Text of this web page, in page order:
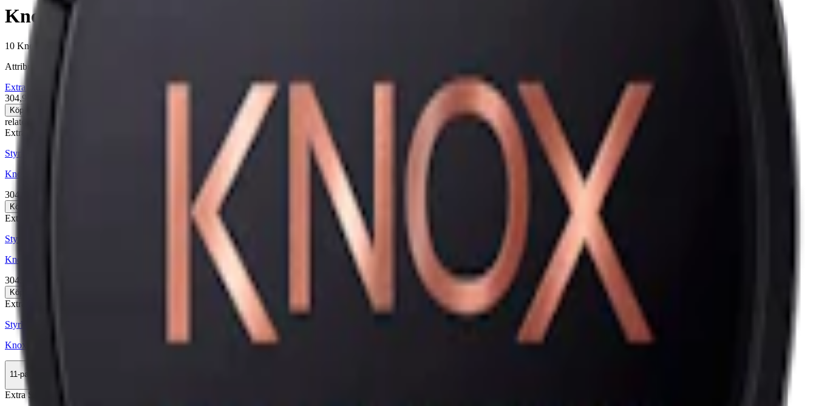
Knox Vit Portion+Knox Ultra Stark White 11-p
10 Knox Vit Portion+1 Knox Ultra Stark White är vita portioner med smak av bergamotte.
Attribut
Extra Stark
TraditionellVit Portion
304,90 kr
Köp
relaterade produkter
Extra Stark
Styrka Extra Stark · Large
Knox Extra Stark Vit Portion+Knox Ultra Stark White 11-p
304,90 kr
Köp
Extra Stark
Styrka Extra Stark · Large
Knox Stark Vit Portion+Knox Ultra Stark White 11-p
304,90 kr
Köp
Extra Stark
Styrka Extra Stark · Large
Knox Extra Stark White Portion
11-pack
Extra Stark